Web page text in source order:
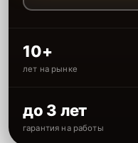
10+
лет на рынке
до 3 лет
гарантия на работы